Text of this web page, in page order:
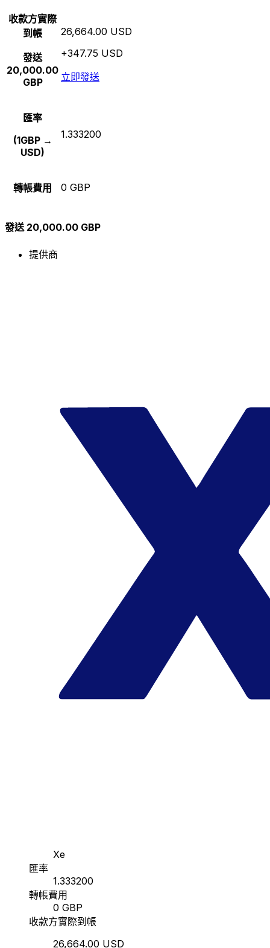
收款方實際
到帳
發送
20,000.00
GBP
26,664.00 USD
+347.75 USD
立即發送
匯率
(1GBP →
USD)
1.333200
轉帳費用 0 GBP
發送 20,000.00 GBP
提供商
Xe
匯率
1.333200
轉帳費用
0 GBP
收款方實際到帳
26,664.00 USD